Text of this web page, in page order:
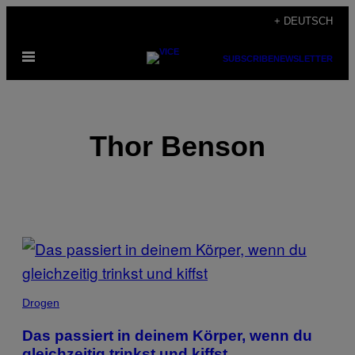
content
+ DEUTSCH
Open
SUBSCRIBENEWSLETTER
Thor Benson
POSTS
BY
THIS
AUTHOR
Drogen
Das passiert in deinem Körper, wenn du